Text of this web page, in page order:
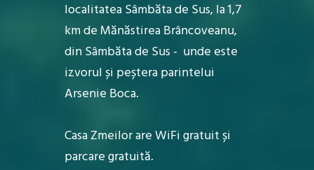
localitatea Sâmbăta de Sus, la 1,7
km de Mănăstirea Brâncoveanu,
din Sâmbăta de Sus - unde este
izvorul și peștera parintelui
Arsenie Boca.
Casa Zmeilor are WiFi gratuit și
parcare gratuită.